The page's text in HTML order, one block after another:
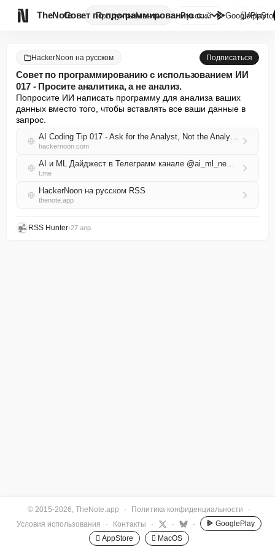
TheNote ПродуктыАгенты Совет по программированию с ис...
Русский GooglePlay

HackerNoon на русском Подписаться
Совет по программированию с использованием ИИ
017 - Просите аналитика, а не анализ.
Попросите ИИ написать программу для анализа ваших
данных вместо того, чтобы вставлять все ваши данные в
запрос.
AI Coding Tip 017 - Ask for the Analyst, Not the Analysis
hackernoon.com
AI и ML Дайджест в Телеграмм канале @ai_ml_news_ru
t.me
HackerNoon на русском RSS
thenote.app
RSS Hunter•27 апр.
© 2015-2026, TheNote.app · Политика конфиденциальности
·
Условия использования
· Контакты · · ·
GooglePlay
 AppStore
 MacOS